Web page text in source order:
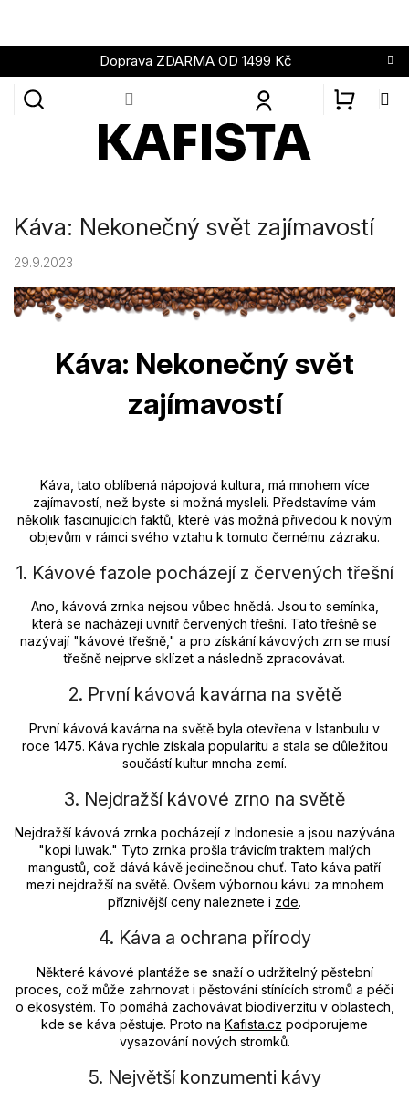
obsah
Doprava ZDARMA OD 1499 Kč
Káva: Nekonečný svět zajímavostí
29.9.2023
Káva: Nekonečný svět
zajímavostí
Káva, tato oblíbená nápojová kultura, má mnohem více
zajímavostí, než byste si možná mysleli. Představíme vám
několik fascinujících faktů, které vás možná přivedou k novým
objevům v rámci svého vztahu k tomuto černému zázraku.
1. Kávové fazole pocházejí z červených třešní
Ano, kávová zrnka nejsou vůbec hnědá. Jsou to semínka,
která se nacházejí uvnitř červených třešní. Tato třešně se
nazývají "kávové třešně," a pro získání kávových zrn se musí
třešně nejprve sklízet a následně zpracovávat.
2. První kávová kavárna na světě
První kávová kavárna na světě byla otevřena v Istanbulu v
roce 1475. Káva rychle získala popularitu a stala se důležitou
součástí kultur mnoha zemí.
3. Nejdražší kávové zrno na světě
Nejdražší kávová zrnka pocházejí z Indonesie a jsou nazývána
"kopi luwak." Tyto zrnka prošla trávicím traktem malých
mangustů, což dává kávě jedinečnou chuť. Tato káva patří
mezi nejdražší na světě. Ovšem výbornou kávu za mnohem
příznivější ceny naleznete i zde.
4. Káva a ochrana přírody
Některé kávové plantáže se snaží o udržitelný pěstební
proces, což může zahrnovat i pěstování stínících stromů a péči
o ekosystém. To pomáhá zachovávat biodiverzitu v oblastech,
kde se káva pěstuje. Proto na Kafista.cz podporujeme
vysazování nových stromků.
5. Největší konzumenti kávy